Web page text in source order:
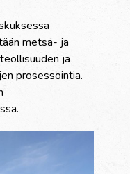
metsä- ja
ja
prosessointia.